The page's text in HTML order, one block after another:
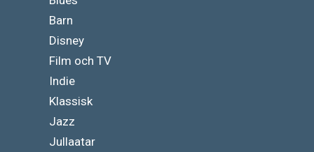
Barn
Disney
Film och TV
Indie
Klassisk
Jazz
Jullaatar